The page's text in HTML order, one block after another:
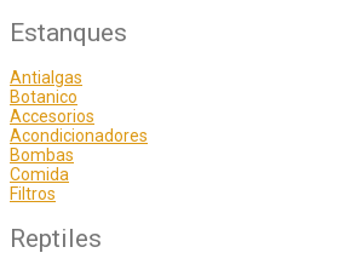
Estanques
Antialgas
Botanico
Accesorios
Acondicionadores
Bombas
Comida
Filtros
Reptiles